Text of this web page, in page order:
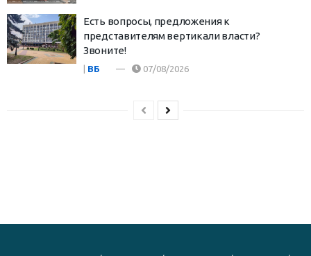
Есть вопросы, предложения к
представителям вертикали власти?
Звоните!
ВБ 07/08/2026